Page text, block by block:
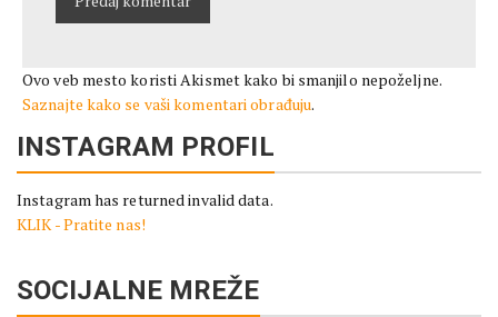
Ovo veb mesto koristi Akismet kako bi smanjilo nepoželjne.
Saznajte kako se vaši komentari obrađuju.
INSTAGRAM PROFIL
Instagram has returned invalid data.
KLIK - Pratite nas!
SOCIJALNE MREŽE